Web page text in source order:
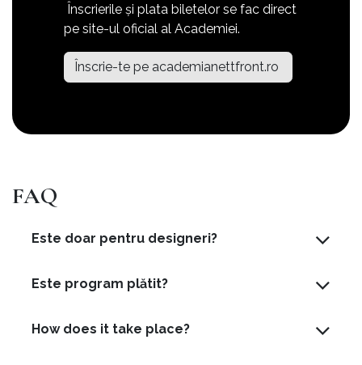
Înscrierile și plata biletelor se fac direct
pe site-ul oficial al Academiei.
Înscrie-te pe academianettfront.ro
FAQ
Este doar pentru designeri?
Este program plătit?
How does it take place?